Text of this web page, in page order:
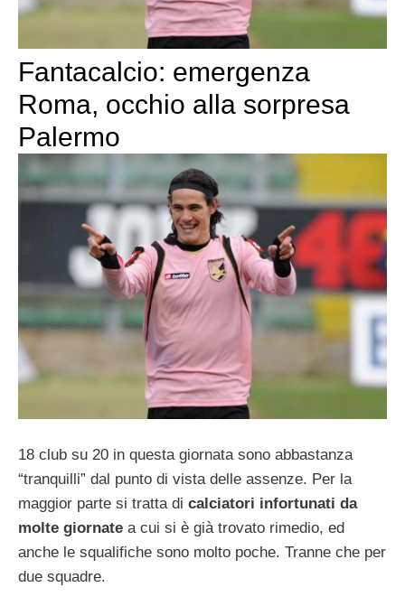
Fantacalcio: emergenza
Roma, occhio alla sorpresa
Palermo
18 club su 20 in questa giornata sono abbastanza
“tranquilli” dal punto di vista delle assenze. Per la
maggior parte si tratta di calciatori infortunati da
molte giornate a cui si è già trovato rimedio, ed
anche le squalifiche sono molto poche. Tranne che per
due squadre.